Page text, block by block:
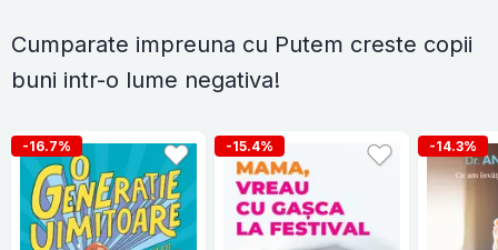
Cumparate impreuna cu Putem creste copii
buni intr-o lume negativa!
-16.7% -15.4% -14.3%